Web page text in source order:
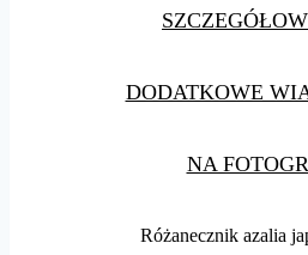
DODATKOWE
NA
Różanecznik azalia